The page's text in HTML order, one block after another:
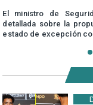
El ministro de
detallada sobre la
estado de excepción